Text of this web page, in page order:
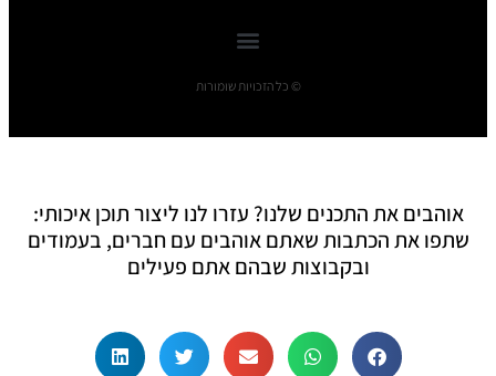
© כל הזכויות שומורות
אוהבים את התכנים שלנו? עזרו לנו ליצור תוכן איכותי:
שתפו את הכתבות שאתם אוהבים עם חברים, בעמודים
ובקבוצות שבהם אתם פעילים